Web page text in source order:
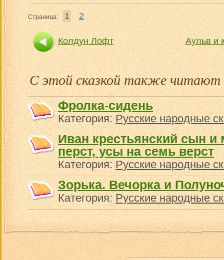
Страница: 1 2
Колдун Лофт Аульв и
С этой сказкой также читают
Фролка-сидень
Категория:Русские народные
Иван крестьянский сын и
перст, усы на семь верст
Категория:Русские народные
Зорька. Вечорка и
Категория:Русские народные